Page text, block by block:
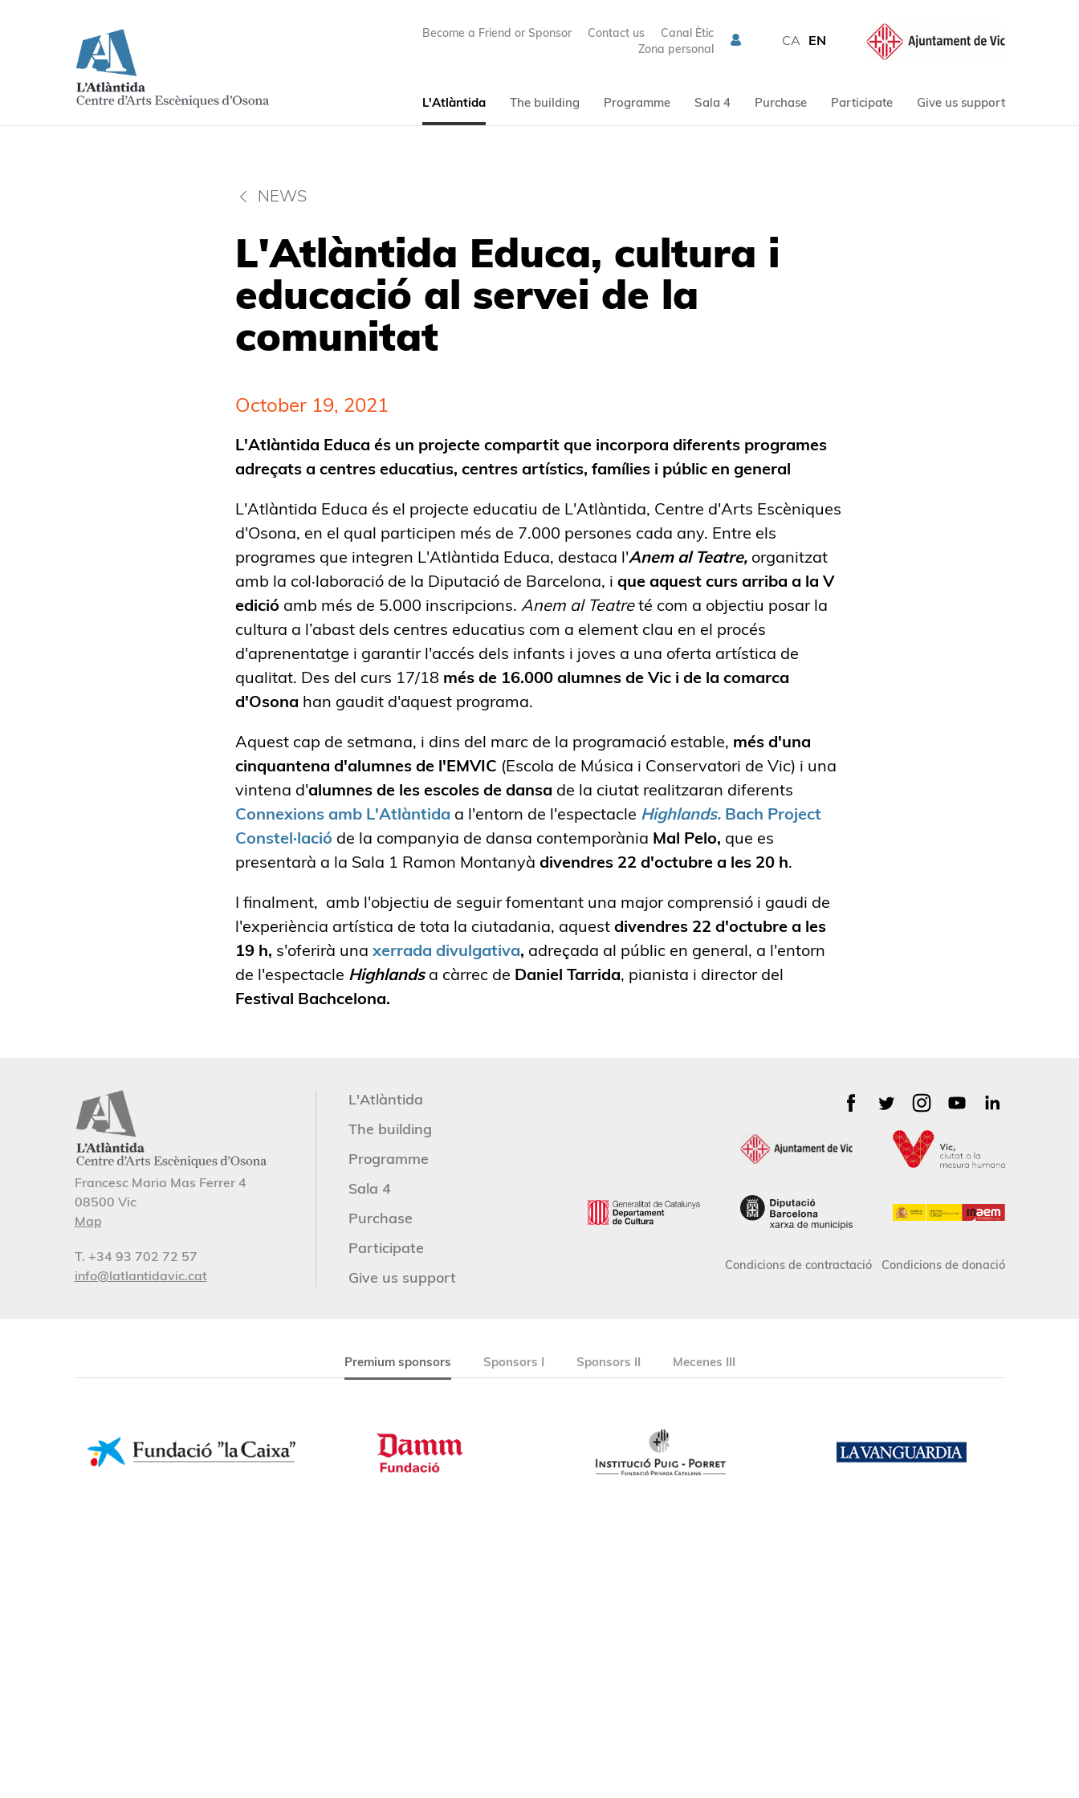
Become a Friend or Sponsor Contact us
Canal Ètic
Zona personal
CA EN
L'Atlàntida The building Programme Sala 4 Purchase Participate Give us support
NEWS
L'Atlàntida Educa, cultura i
educació al servei de la
comunitat
October 19, 2021
L'Atlàntida Educa és un projecte compartit que incorpora diferents programes
adreçats a centres educatius, centres artístics, famílies i públic en general
L'Atlàntida Educa és el projecte educatiu de L'Atlàntida, Centre d'Arts Escèniques
d'Osona, en el qual participen més de 7.000 persones cada any. Entre els
programes que integren L'Atlàntida Educa, destaca l'Anem al Teatre,organitzat
amb la col·laboració de la Diputació de Barcelona, i que aquest curs arriba a la V
edició amb més de 5.000 inscripcions. Anem al Teatreté com a objectiu posar la
cultura a l’abast dels centres educatius com a element clau en el procés
d'aprenentatge i garantir l'accés dels infants i joves a una oferta artística de
qualitat. Des del curs 17/18 més de 16.000 alumnes de Vic i de la comarca
d'Osona han gaudit d'aquest programa.
Aquest cap de setmana, i dins del marc de la programació estable, més d'una
cinquantena d'alumnes de l'EMVIC (Escola de Música i Conservatori de Vic) i una
vintena d'alumnes de les escoles de dansa de la ciutat realitzaran diferents
Connexions amb L'Atlàntida a l'entorn de l'espectacle Highlands. Bach Project
Constel·lació de la companyia de dansa contemporània Mal Pelo, que es
presentarà a la Sala 1 Ramon Montanyà divendres 22 d'octubre a les 20 h.
I finalment, amb l'objectiu de seguir fomentant una major comprensió i gaudi de
l'experiència artística de tota la ciutadania, aquest divendres 22 d'octubre a les
19 h, s'oferirà una xerrada divulgativa, adreçada al públic en general, a l'entorn
de l'espectacle Highlandsa càrrec de Daniel Tarrida, pianista i director del
Festival Bachcelona.
Francesc Maria Mas Ferrer 4
08500 Vic
Map
T. +34 93 702 72 57
info@latlantidavic.cat
L'Atlàntida
The building
Programme
Sala 4
Purchase
Participate
Give us support
Condicions de contractació Condicions de donació
Premium sponsors Sponsors I Sponsors II Mecenes III